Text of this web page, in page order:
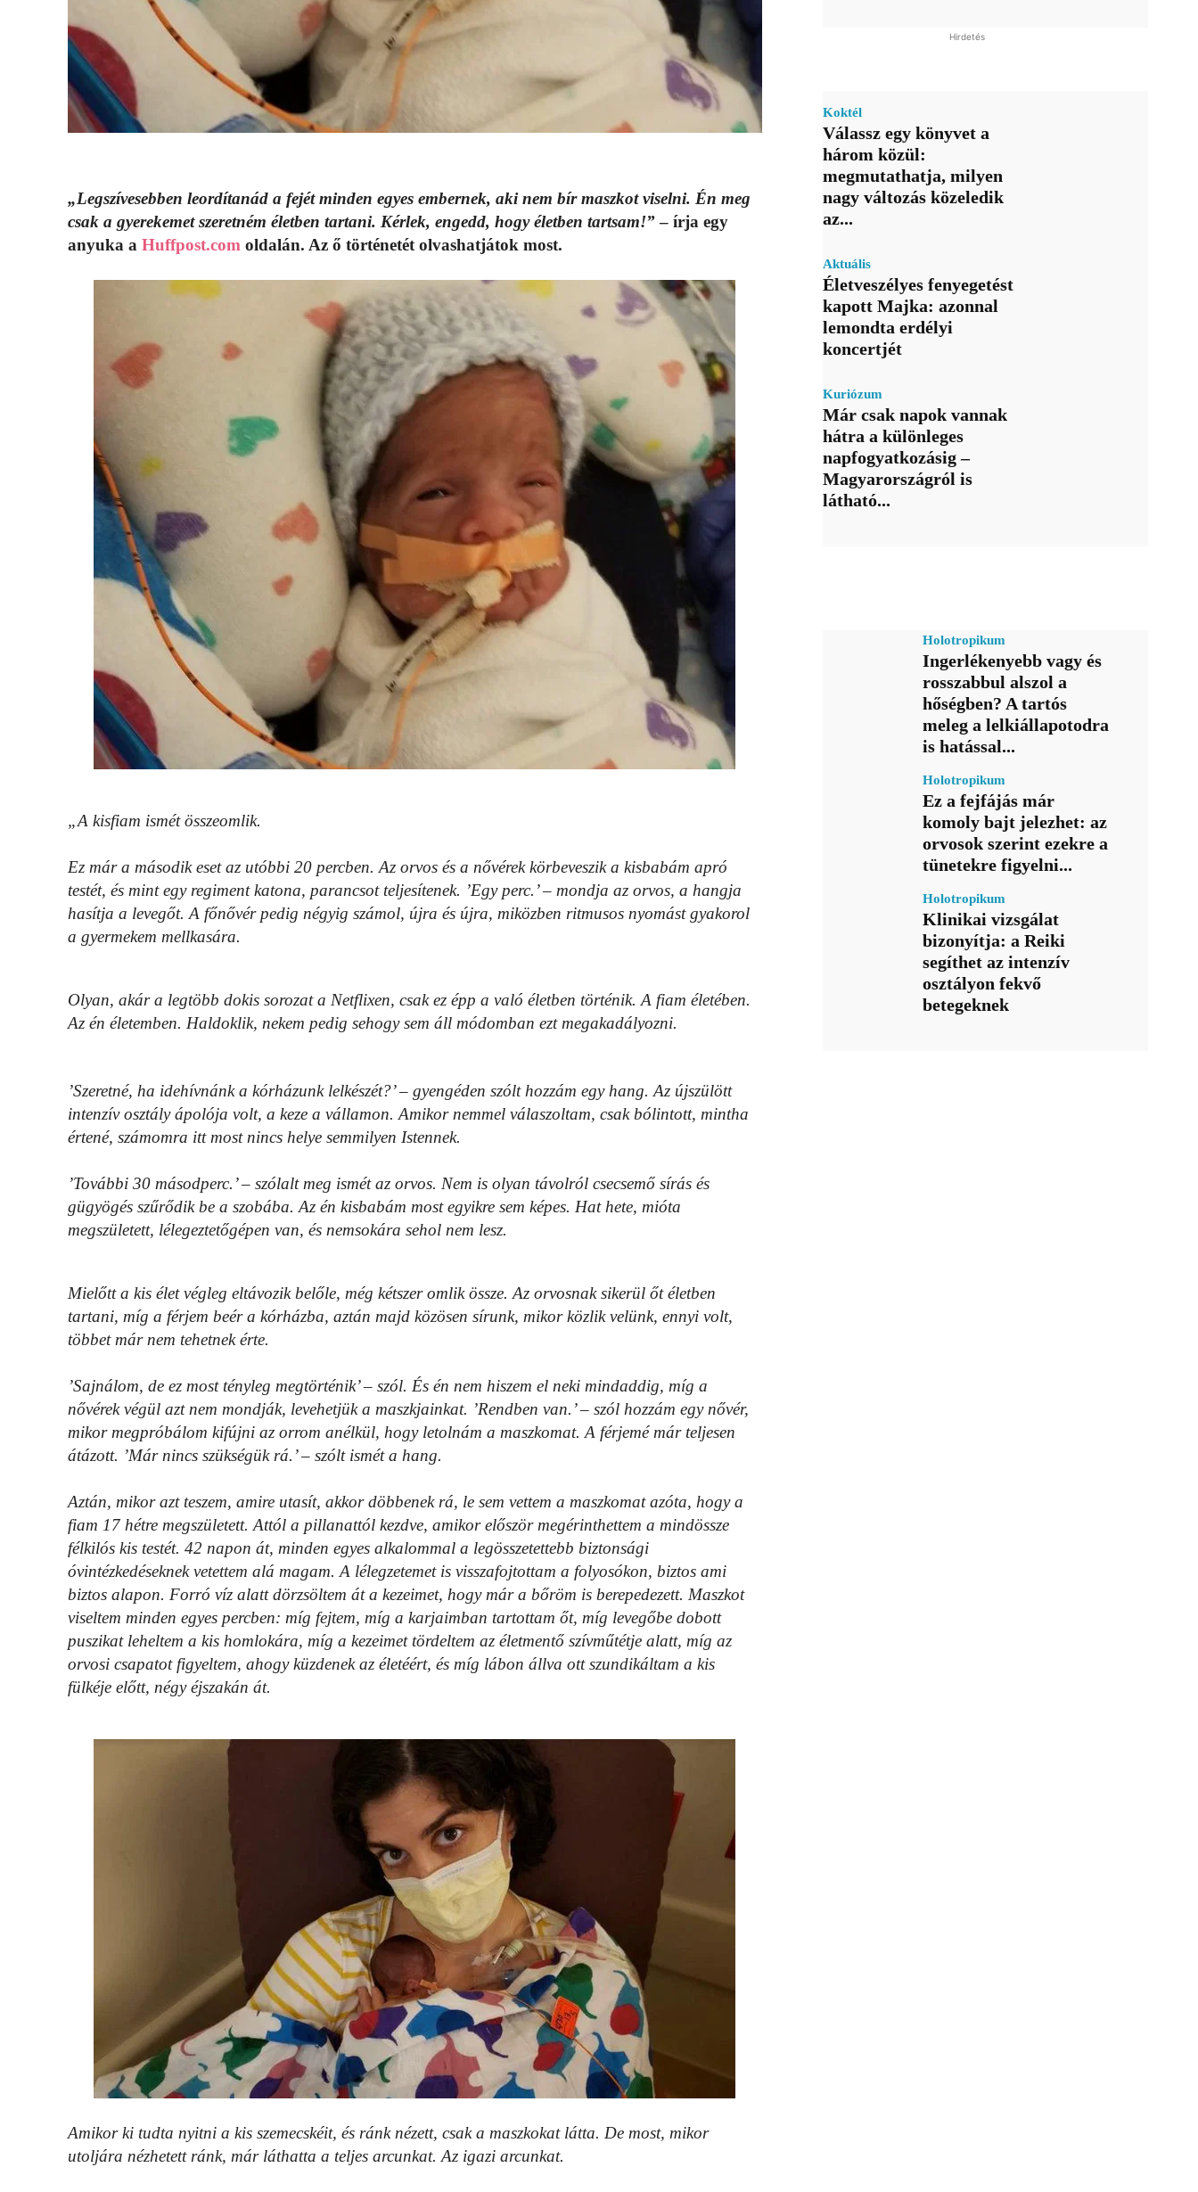
„Legszívesebben leordítanád a fejét minden egyes embernek, aki nem bír maszkot viselni. Én meg
csak a gyerekemet szeretném életben tartani. Kérlek, engedd, hogy életben tartsam!”– írja egy
anyuka a Huffpost.com oldalán. Az ő történetét olvashatjátok most.
„A kisfiam ismét összeomlik.
Ez már a második eset az utóbbi 20 percben. Az orvos és a nővérek körbeveszik a kisbabám apró
testét, és mint egy regiment katona, parancsot teljesítenek. ’Egy perc.’ – mondja az orvos, a hangja
hasítja a levegőt. A főnővér pedig négyig számol, újra és újra, miközben ritmusos nyomást gyakorol
a gyermekem mellkasára.
Olyan, akár a legtöbb dokis sorozat a Netflixen, csak ez épp a való életben történik. A fiam életében.
Az én életemben. Haldoklik, nekem pedig sehogy sem áll módomban ezt megakadályozni.
’Szeretné, ha idehívnánk a kórházunk lelkészét?’ – gyengéden szólt hozzám egy hang. Az újszülött
intenzív osztály ápolója volt, a keze a vállamon. Amikor nemmel válaszoltam, csak bólintott, mintha
értené, számomra itt most nincs helye semmilyen Istennek.
’További 30 másodperc.’ – szólalt meg ismét az orvos. Nem is olyan távolról csecsemő sírás és
gügyögés szűrődik be a szobába. Az én kisbabám most egyikre sem képes. Hat hete, mióta
megszületett, lélegeztetőgépen van, és nemsokára sehol nem lesz.
Mielőtt a kis élet végleg eltávozik belőle, még kétszer omlik össze. Az orvosnak sikerül őt életben
tartani, míg a férjem beér a kórházba, aztán majd közösen sírunk, mikor közlik velünk, ennyi volt,
többet már nem tehetnek érte.
’Sajnálom, de ez most tényleg megtörténik’ – szól. És én nem hiszem el neki mindaddig, míg a
nővérek végül azt nem mondják, levehetjük a maszkjainkat. ’Rendben van.’ – szól hozzám egy nővér,
mikor megpróbálom kifújni az orrom anélkül, hogy letolnám a maszkomat. A férjemé már teljesen
átázott. ’Már nincs szükségük rá.’ – szólt ismét a hang.
Aztán, mikor azt teszem, amire utasít, akkor döbbenek rá, le sem vettem a maszkomat azóta, hogy a
fiam 17 hétre megszületett. Attól a pillanattól kezdve, amikor először megérinthettem a mindössze
félkilós kis testét. 42 napon át, minden egyes alkalommal a legösszetettebb biztonsági
óvintézkedéseknek vetettem alá magam. A lélegzetemet is visszafojtottam a folyosókon, biztos ami
biztos alapon. Forró víz alatt dörzsöltem át a kezeimet, hogy már a bőröm is berepedezett. Maszkot
viseltem minden egyes percben: míg fejtem, míg a karjaimban tartottam őt, míg levegőbe dobott
puszikat leheltem a kis homlokára, míg a kezeimet tördeltem az életmentő szívműtétje alatt, míg az
orvosi csapatot figyeltem, ahogy küzdenek az életéért, és míg lábon állva ott szundikáltam a kis
fülkéje előtt, négy éjszakán át.
Amikor ki tudta nyitni a kis szemecskéit, és ránk nézett, csak a maszkokat látta. De most, mikor
utoljára nézhetett ránk, már láthatta a teljes arcunkat. Az igazi arcunkat.
Hirdetés
Koktél
Válassz egy könyvet a
három közül:
megmutathatja, milyen
nagy változás közeledik
az...
Aktuális
Életveszélyes fenyegetést
kapott Majka: azonnal
lemondta erdélyi
koncertjét
Kuriózum
Már csak napok vannak
hátra a különleges
napfogyatkozásig –
Magyarországról is
látható...
Holotropikum
Ingerlékenyebb vagy és
rosszabbul alszol a
hőségben? A tartós
meleg a lelkiállapotodra
is hatással...
Holotropikum
Ez a fejfájás már
komoly bajt jelezhet: az
orvosok szerint ezekre a
tünetekre figyelni...
Holotropikum
Klinikai vizsgálat
bizonyítja: a Reiki
segíthet az intenzív
osztályon fekvő
betegeknek